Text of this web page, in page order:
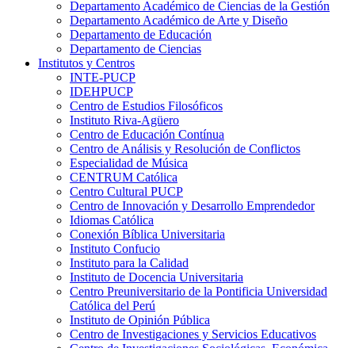
Departamento Académico de Ciencias de la Gestión
Departamento Académico de Arte y Diseño
Departamento de Educación
Departamento de Ciencias
Institutos y Centros
INTE-PUCP
IDEHPUCP
Centro de Estudios Filosóficos
Instituto Riva-Agüero
Centro de Educación Contínua
Centro de Análisis y Resolución de Conflictos
Especialidad de Música
CENTRUM Católica
Centro Cultural PUCP
Centro de Innovación y Desarrollo Emprendedor
Idiomas Católica
Conexión Bíblica Universitaria
Instituto Confucio
Instituto para la Calidad
Instituto de Docencia Universitaria
Centro Preuniversitario de la Pontificia Universidad
Católica del Perú
Instituto de Opinión Pública
Centro de Investigaciones y Servicios Educativos